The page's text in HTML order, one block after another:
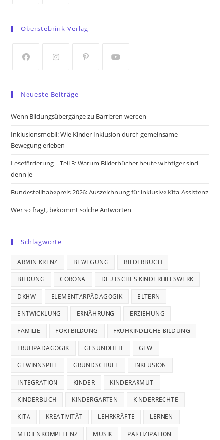
a
tab
tab
Oberstebrink Verlag
a
new
new
a
new
new
Neueste Beiträge
Wenn Bildungsübergänge zu Barrieren werden
Inklusionsmobil: Wie Kinder Inklusion durch gemeinsame
Bewegung erleben
Leseförderung – Teil 3: Warum Bilderbücher heute wichtiger sind
denn je
Bundesteilhabepreis 2026: Auszeichnung für inklusive Kita-Assistenz
Wer so fragt, bekommt solche Antworten
Schlagworte
ARMIN KRENZ BEWEGUNG BILDERBUCH
BILDUNG CORONA DEUTSCHES KINDERHILFSWERK
DKHW ELEMENTARPÄDAGOGIK ELTERN
ENTWICKLUNG ERNÄHRUNG ERZIEHUNG
FAMILIE FORTBILDUNG FRÜHKINDLICHE BILDUNG
FRÜHPÄDAGOGIK GESUNDHEIT GEW
GEWINNSPIEL GRUNDSCHULE INKLUSION
INTEGRATION KINDER KINDERARMUT
KINDERBUCH KINDERGARTEN KINDERRECHTE
KITA KREATIVITÄT LEHRKRÄFTE LERNEN
MEDIENKOMPETENZ MUSIK PARTIZIPATION